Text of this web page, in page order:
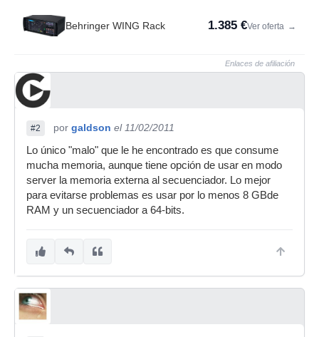
Behringer WING Rack 1.385 €Ver oferta →
Enlaces de afiliación
#2 por galdson el 11/02/2011
Lo único "malo" que le he encontrado es que consume
mucha memoria, aunque tiene opción de usar en modo
server la memoria externa al secuenciador. Lo mejor
para evitarse problemas es usar por lo menos 8 GBde
RAM y un secuenciador a 64-bits.